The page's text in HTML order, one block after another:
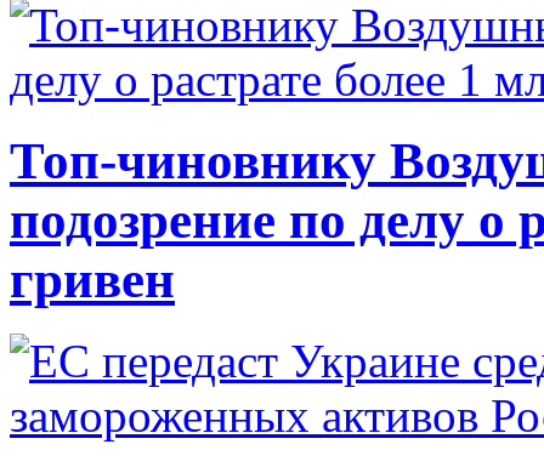
Топ-чиновнику
подозрение по делу о
гривен